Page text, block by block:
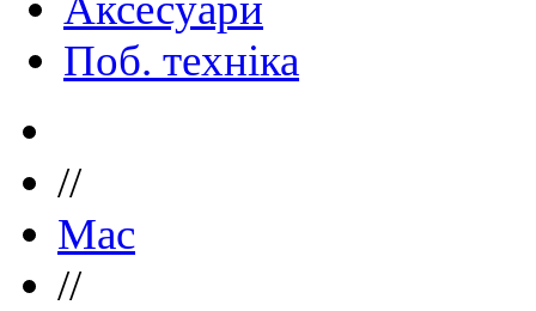
Поб. техніка
//
Mac
//